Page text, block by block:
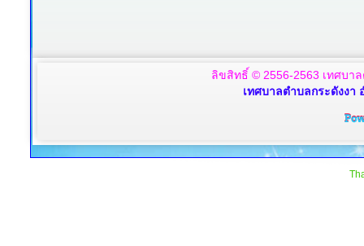
ลิขสิทธิ์ © 2556-2563 เทศบา
เทศบาลตำบลกระดังงา